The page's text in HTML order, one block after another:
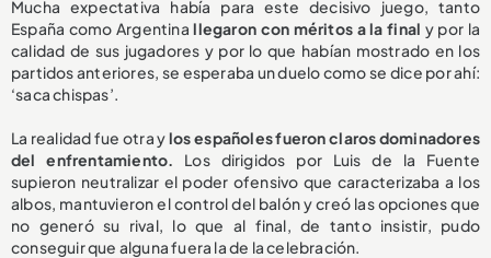
Mucha expectativa había para este decisivo juego, tanto
España como Argentina llegaron con méritos a la final y por la
calidad de sus jugadores y por lo que habían mostrado en los
partidos anteriores, se esperaba un duelo como se dice por ahí:
‘saca chispas’.
La realidad fue otra ylos españoles fueron claros dominadores
del enfrentamiento. Los dirigidos por Luis de la Fuente
supieron neutralizar el poder ofensivo que caracterizaba a los
albos, mantuvieron el control del balón y creó las opciones que
no generó su rival, lo que al final, de tanto insistir, pudo
conseguir que alguna fuera la de la celebración.